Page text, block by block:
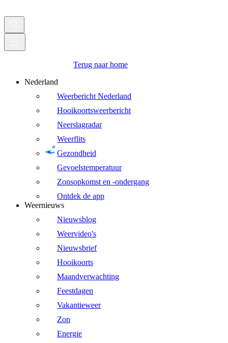
Terug naar home
Nederland
Weerbericht Nederland
Hooikoortsweerbericht
Neerslagradar
Weerflits
Gezondheid
Gevoelstemperatuur
Zonsopkomst en -ondergang
Ontdek de app
Weernieuws
Nieuwsblog
Weervideo's
Nieuwsbrief
Hooikoorts
Maandverwachting
Feestdagen
Vakantieweer
Zon
Energie